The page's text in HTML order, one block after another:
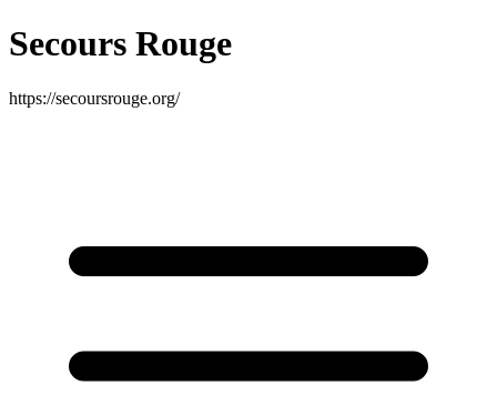
Secours Rouge
https://secoursrouge.org/